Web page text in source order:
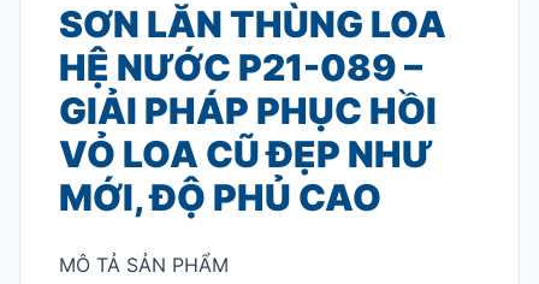
SƠN LĂN THÙNG LOA
HỆ NƯỚC P21-089 –
GIẢI PHÁP PHỤC HỒI
VỎ LOA CŨ ĐẸP NHƯ
MỚI, ĐỘ PHỦ CAO
MÔ TẢ SẢN PHẨM